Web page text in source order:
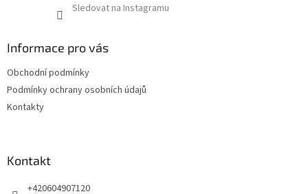
Sledovat na Instagramu
Informace pro vás
Obchodní podmínky
Podmínky ochrany osobních údajů
Kontakty
Kontakt
+420604907120